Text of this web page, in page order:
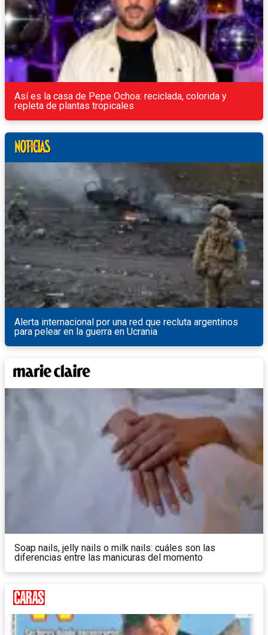
Así es la casa de Pepe Ochoa: reciclada, colorida y
repleta de plantas tropicales
Alerta internacional por una red que recluta argentinos
para pelear en la guerra en Ucrania
Soap nails, jelly nails o milk nails: cuáles son las
diferencias entre las manicuras del momento